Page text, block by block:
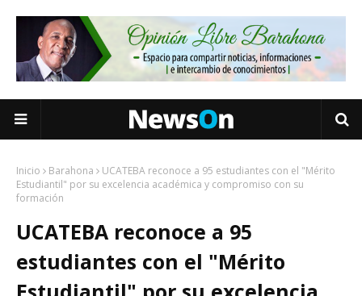
Inicio Barahona
UCATEBA reconoce a 95 estudiantes con el "Mérito
Estudiantil" por su excelencia académica y compromiso con su
formación
UCATEBA reconoce a 95
estudiantes con el "Mérito